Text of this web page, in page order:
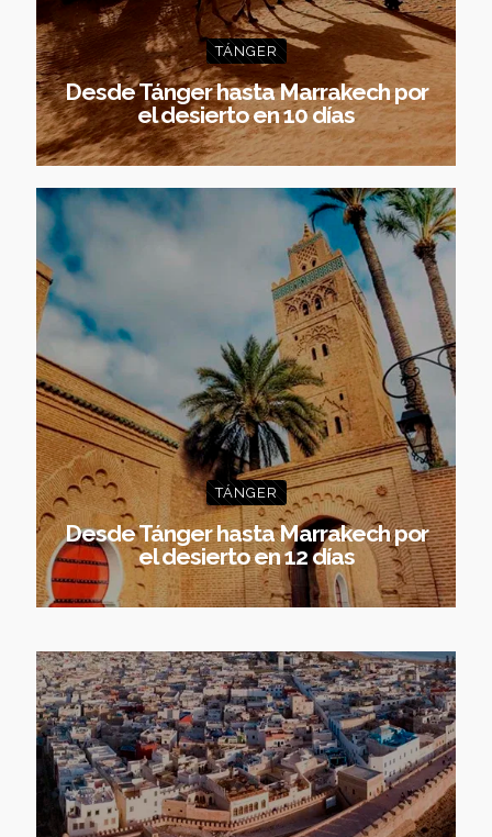
TÁNGER
Desde Tánger hasta Marrakech por
el desierto en 10 días
TÁNGER
Desde Tánger hasta Marrakech por
el desierto en 12 días